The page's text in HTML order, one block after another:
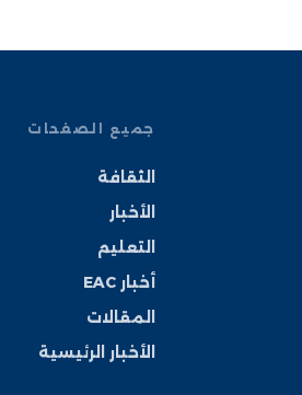
جميع الصفحات
الثقافة
الأخبار
التعليم
أخبار EAC
المقالات
الأخبار الرئيسية